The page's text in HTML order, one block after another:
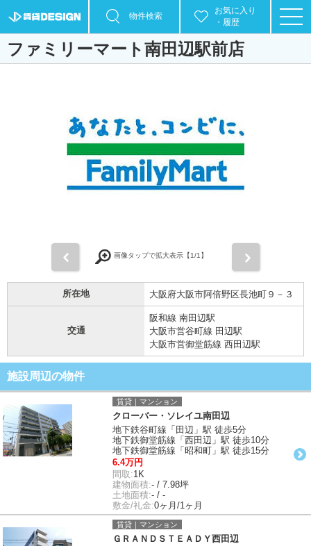
物件検索
お気に入り
・履歴
ファミリーマート南田辺駅前店
画像タップで拡大表示【1/1】
所在地 大阪府大阪市阿倍野区長池町９－３
交通
阪和線 南田辺駅
大阪市営谷町線 田辺駅
大阪市営御堂筋線 西田辺駅
施設周辺の物件
賃貸｜マンション
クローバー・ソレイユ南田辺
地下鉄谷町線「田辺」駅 徒歩5分
地下鉄御堂筋線「西田辺」駅 徒歩10分
地下鉄御堂筋線「昭和町」駅 徒歩15分
6.4万円
間取:1K
建物面積:- / 7.98坪
土地面積:- / -
敷金/礼金:0ヶ月/1ヶ月
賃貸｜マンション
ＧＲＡＮＤＳＴＥＡＤＹ西田辺